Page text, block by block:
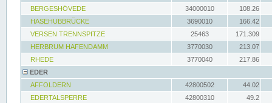
BERGESHÖVEDE
34000010
108.26
HASEHUBBRÜCKE
3690010
166.42
VERSEN TRENNSPITZE
25463
171.309
HERBRUM HAFENDAMM
3770030
213.07
RHEDE
3770040
217.86
EDER
AFFOLDERN
42800502
44.02
EDERTALSPERRE
42800310
49.2